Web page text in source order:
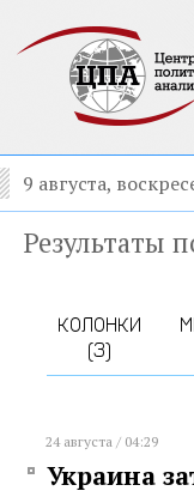
9 августа,
Результаты
КОЛОНКИ
(3)
24 августа / 04:29
Украина